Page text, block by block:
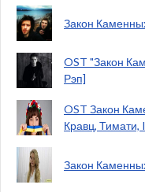
Закон
OST "Закон
Рэп]
OST Закон
Кравц, Тимати,
Закон